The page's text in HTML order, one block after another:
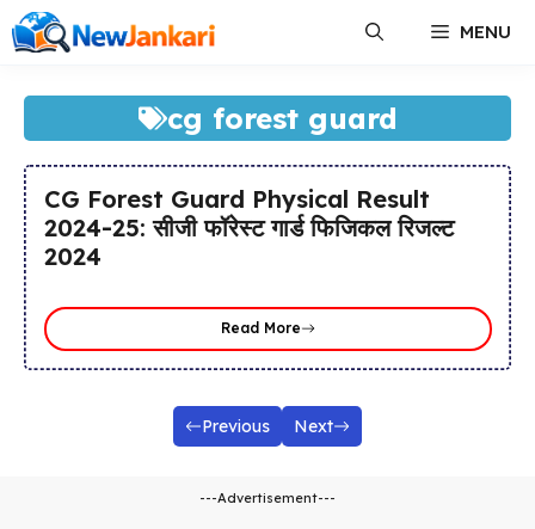
Skip
to
MENU
cg forest guard
CG Forest Guard Physical Result
2024-25: सीजी फॉरेस्ट गार्ड फिजिकल रिजल्ट
2024
Read More
Previous Next
---Advertisement---